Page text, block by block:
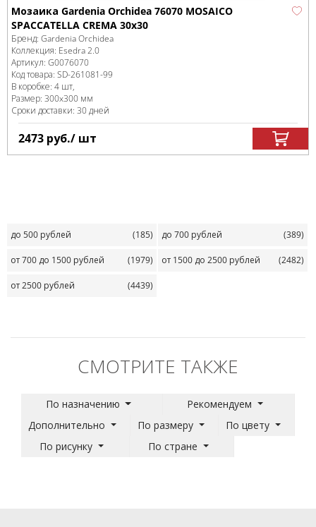
Мозаика Gardenia Orchidea 76070 MOSAICO
SPACCATELLA CREMA 30x30
Бренд: Gardenia Orchidea
Коллекция: Esedra 2.0
Артикул: G0076070
Код товара: SD-261081-99
В коробке: 4 шт,
Размер: 300x300 мм
Сроки доставки: 30 дней
2473 руб./ шт
до 500 рублей (185) до 700 рублей (389)
от 700 до 1500 рублей (1979) от 1500 до 2500 рублей (2482)
от 2500 рублей (4439)
СМОТРИТЕ ТАКЖЕ
По назначению
Рекомендуем
Дополнительно
По размеру
По цвету
По рисунку
По стране